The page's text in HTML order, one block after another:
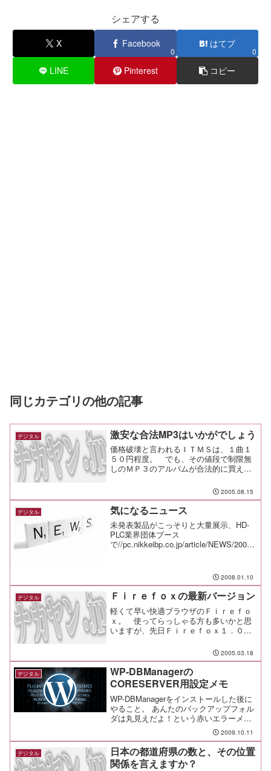
シェアする
X Facebook
0
はてブ
0
LINE Pinterest コピー
同じカテゴリの他の記事
デジタル 激安な合法MP3はいかがでしょう
価格破壊と言われるＩＴＭＳは、１曲１
５０円程度。 でも、その値段で制限無
しのＭＰ３のアルバムが合法的に買える
2005.08.15
デジタル 気になるニュース
未発表製品がこっそりと大量展示、HD-
PLC業界団体ブース
で//pc.nikkeibp.co.jp/article/NEWS/20080
2008.01.10
デジタル Ｆｉｒｅｆｏｘの最新バージョン
軽くて早い快適ブラウザのＦｉｒｅｆｏ
ｘ。 使ってらっしゃる方も多いかと思
いますが、先日Ｆｉｒｅｆｏｘ１．０．
は、激混でなかなか接続できませんでし
たが、ここ数日は快適に接続できるよう
になっています。 セキュリティも向上し
た１．０．１にアップグレードしましょ
う！！
2005.03.18
デジタル
WP-DBManagerの
CORESERVER用設定メモ
WP-DBManagerをインストールした後に
やること。 あんたのバックアップフォル
ダは丸見えだよ！という赤いエラーメッ
セージが出ているが慌てない。
/public_html//wp-content/backup-db/ の属
性を 707 ...
2009.10.11
デジタル
日本の都道府県の数と、その位置
関係を言えますか？